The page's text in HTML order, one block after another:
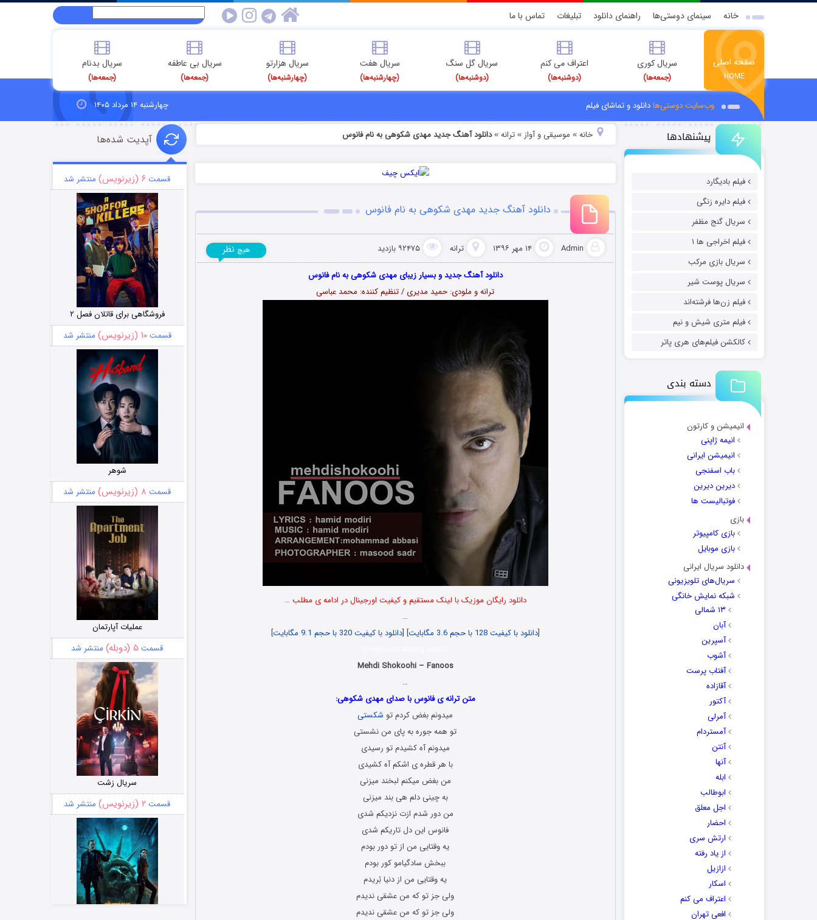
خانه سینمای دوستی‌ها راهنمای دانلود تبلیغات تماس با ما
صفحه اصلی
HOME
سریال کوری
(جمعه‌ها)
اعتراف می کنم
(دوشنبه‌ها)
سریال گل سنگ
(دوشنبه‌ها)
سریال هفت
(چهارشنبه‌ها)
سریال هزارتو
(چهارشنبه‌ها)
سریال بی عاطفه
(جمعه‌ها)
سریال بدنام
(جمعه‌ها)
وب‌سایت دوستی‌هادانلود و تماشای فیلم چهارشنبه ۱۴ مرداد ۱۴۰۵
پیشنهادها
فیلم بادیگارد
فیلم دایره زنگی
سریال گنج مظفر
فیلم اخراجی ها ۱
سریال بازی مرکب
سریال پوست شیر
فیلم زن‌ها فرشته‌اند
فیلم متری شیش و نیم
کالکشن فیلم‌های هری پاتر
دسته بندی
انیمیشن و کارتون
انیمه ژاپنی
انیمیشن ایرانی
باب اسفنجی
دیرین دیرین
فوتبالیست ها
بازی
بازی کامپیوتر
بازی موبایل
دانلود سریال ایرانی
سریال‌های تلویزیونی
شبکه نمایش خانگی
۱۳ شمالی
آبان
آسپرین
آشوب
آفتاب پرست
آقازاده
آکتور
آمرلی
آمستردام
آنتن
آنها
ابله
ابوطالب
اجل معلق
احضار
ارتش سری
از یاد رفته
ازازیل
اسکار
اعتراف می کنم
افعی تهران
خانه» موسیقی و آواز » ترانه»دانلود آهنگ جدید مهدی شکوهی به نام فانوس
دانلود آهنگ جدید مهدی شکوهی به نام فانوس
Admin ۱۴ مهر ۱۳۹۶ ترانه ۹۲۴۷۵ بازدید هیچ نظر
دانلود آهنگ جدید و بسیار زیبای مهدی شکوهی به نام فانوس
ترانه و ملودی: حمید مدیری / تنظیم کننده: محمد عباسی
دانلود رایگان موزیک با لینک مستقیم و کیفیت اورجینال در ادامه ی مطلب …
…
[دانلود با کیفیت 128 با حجم 3.6 مگابایت ] [دانلود با کیفیت 320 با حجم 9.1 مگابایت
]
Mehdi Shokoohi – Fanoos
…
متن ترانه ی فانوس با صدای مهدی شکوهی:
میدونم بغض کردم تو شکستی
تو همه جوره به پای من نشستی
میدونم آه کشیدم تو رسیدی
با هر قطره ی اشکم آه کشیدی
من بغض میکنم لبخند میزنی
به چینی دلم هی بند میزنی
من دور شدم ازت نزدیکم شدی
فانوس این دل تاریکم شدی
یه وقتایی من از تو دور بودم
ببخش سادگیامو کور بودم
یه وقتایی من از دنیا بُریدم
ولی جز تو که من عشقی ندیدم
ولی جز تو که من عشقی ندیدم
آپدیت شده‌ها
قسمت ۶ (زیرنویس) منتشر شد
فروشگاهی برای قاتلان فصل ۲
قسمت۱۰ (زیرنویس) منتشر شد
شوهر
قسمت ۸ (زیرنویس) منتشر شد
عملیات آپارتمان
قسمت ۵ (دوبله) منتشر شد
سریال زشت
قسمت ۲ (زیرنویس) منتشر شد